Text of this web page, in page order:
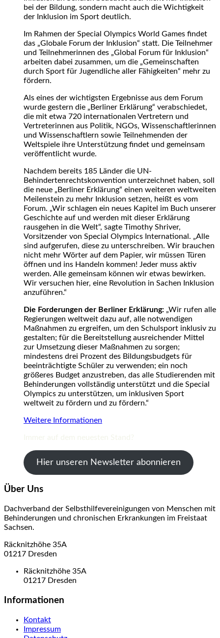
bei der Bildung, sondern macht auch die Wichtigkeit
der Inklusion im Sport deutlich.
Im Rahmen der Special Olympics World Games findet
das „Globale Forum der Inklusion“ statt. Die Teilnehmer
und Teilnehmerinnen des „Global Forum für Inklusion“
arbeiten dabei zusammen, um die „Gemeinschaften
durch Sport für Jugendliche aller Fähigkeiten“ mehr zu
fördern.
Als eines der wichtigsten Ergebnisse aus dem Forum
wurde gestern die „Berliner Erklärung“ verabschiedet,
die mit etwa 720 internationalen Vertretern und
Vertreterinnen aus Politik, NGOs, Wissenschaftlerinnen
und Wissenschaftlern sowie Teilnehmenden der
Weltspiele ihre Unterstützung findet und gemeinsam
veröffentlicht wurde.
Nachdem bereits 185 Länder die UN-
Behindertenrechtskonvention unterzeichnet haben, soll
die neue „Berliner Erklärung“ einen weiteren weltweiten
Meilenstein zu mehr Inklusion setzen, heißt es vom
Forum. „Wir schlagen ein neues Kapitel im Buch unserer
Geschichte auf und werden mit dieser Erklärung
rausgehen in die Welt“, sagte Timothy Shriver,
Vorsitzender von Special Olympics International. „Alle
sind aufgerufen, diese zu unterschreiben. Wir brauchen
nicht mehr Wörter auf dem Papier, wir müssen Türen
öffnen und ins Handeln kommen! Jeder muss aktiv
werden. Alle gemeinsam können wir etwas bewirken.
Wir versuchen hier, eine Revolution in Sachen Inklusion
anzuführen.“
Die Forderungen der Berliner Erklärung: „Wir rufen alle
Regierungen weltweit dazu auf, alle notwendigen
Maßnahmen zu ergreifen, um den Schulsport inklusiv zu
gestalten; für die Bereitstellung ausreichender Mittel
zur Umsetzung dieser Maßnahmen zu sorgen;
mindestens drei Prozent des Bildungsbudgets für
beeinträchtigte Schüler zu verwenden; ein noch
größeres Budget anzustreben, das alle Studierenden mit
Behinderungen vollständig unterstützt und die Special
Olympics zu unterstützen, um inklusiven Sport
weltweit zu fördern und zu fördern.“
Weitere Informationen
Hier unseren Newsletter abonnieren
Über Uns
Dachverband der Selbsthilfevereinigungen von Menschen mit
Behinderungen und chronischen Erkrankungen im Freistaat
Sachsen.
Räcknitzhöhe 35A
01217 Dresden
Räcknitzhöhe 35A
01217 Dresden
Informationen
Kontakt
Impressum